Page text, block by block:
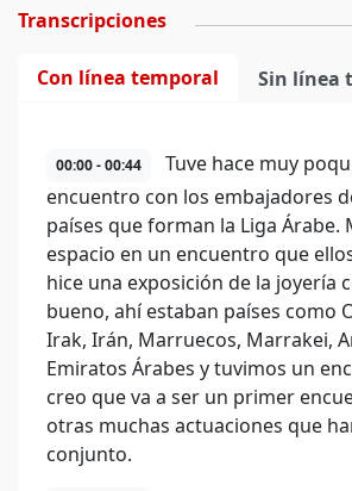
Transcripciones
Con línea temporal Sin línea
00:00 - 00:44
Tuve hace muy
encuentro con los embajadores
países que forman la Liga Árabe.
espacio en un encuentro que
hice una exposición de la joyería
bueno, ahí estaban países como
Irak, Irán, Marruecos, Marrakei,
Emiratos Árabes y tuvimos un
creo que va a ser un primer
otras muchas actuaciones que
conjunto.